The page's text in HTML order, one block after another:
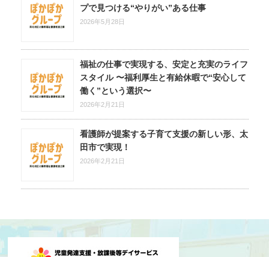
プで見つける“やりがい”ある仕事
2026年5月28日
福祉の仕事で実現する、安定と充実のライフ
スタイル 〜福利厚生と有給休暇で“安心して
働く”という選択〜
2026年2月21日
看護師が提案する子育て支援の新しい形、太
田市で実現！
2026年2月21日